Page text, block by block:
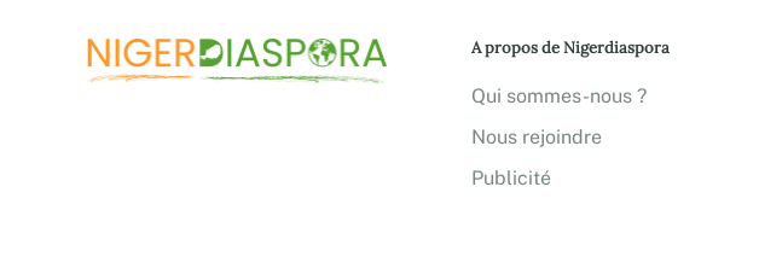
A propos de Nigerdiaspora
Qui sommes-nous ?
Nous rejoindre
Publicité